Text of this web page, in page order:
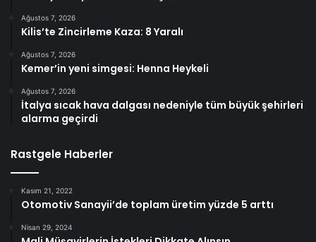
Ağustos 7, 2026
Kilis’te Zincirleme Kaza: 8 Yaralı
Ağustos 7, 2026
Kemer’in yeni simgesi: Henna Heykeli
Ağustos 7, 2026
İtalya sıcak hava dalgası nedeniyle tüm büyük şehirleri
alarma geçirdi
Rastgele Haberler
Kasım 21, 2022
Otomotiv Sanayii’de toplam üretim yüzde 5 arttı
Nisan 29, 2024